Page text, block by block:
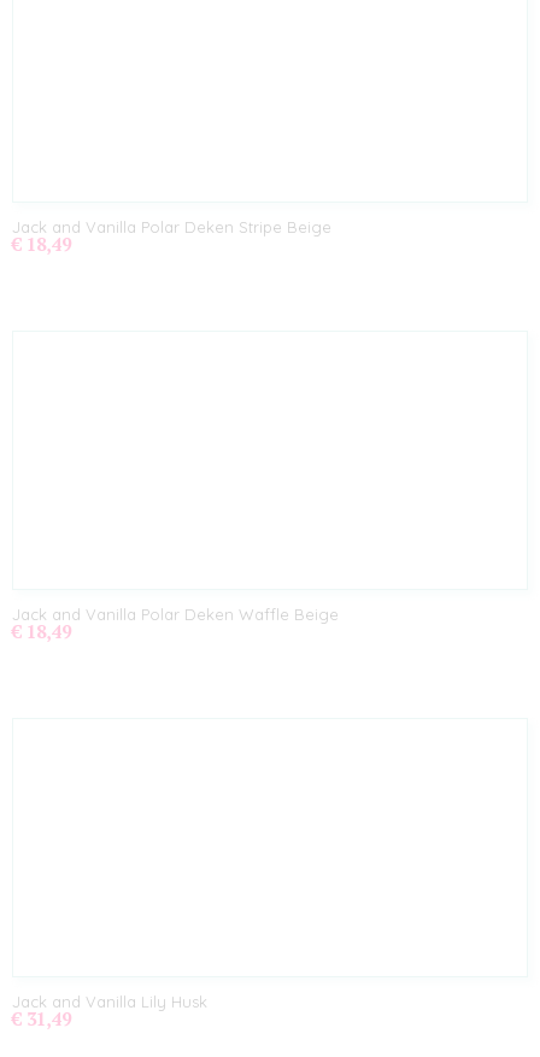
Jack and Vanilla Polar Deken Stripe Beige
€ 18,49
Jack and Vanilla Polar Deken Waffle Beige
€ 18,49
Jack and Vanilla Lily Husk
€ 31,49